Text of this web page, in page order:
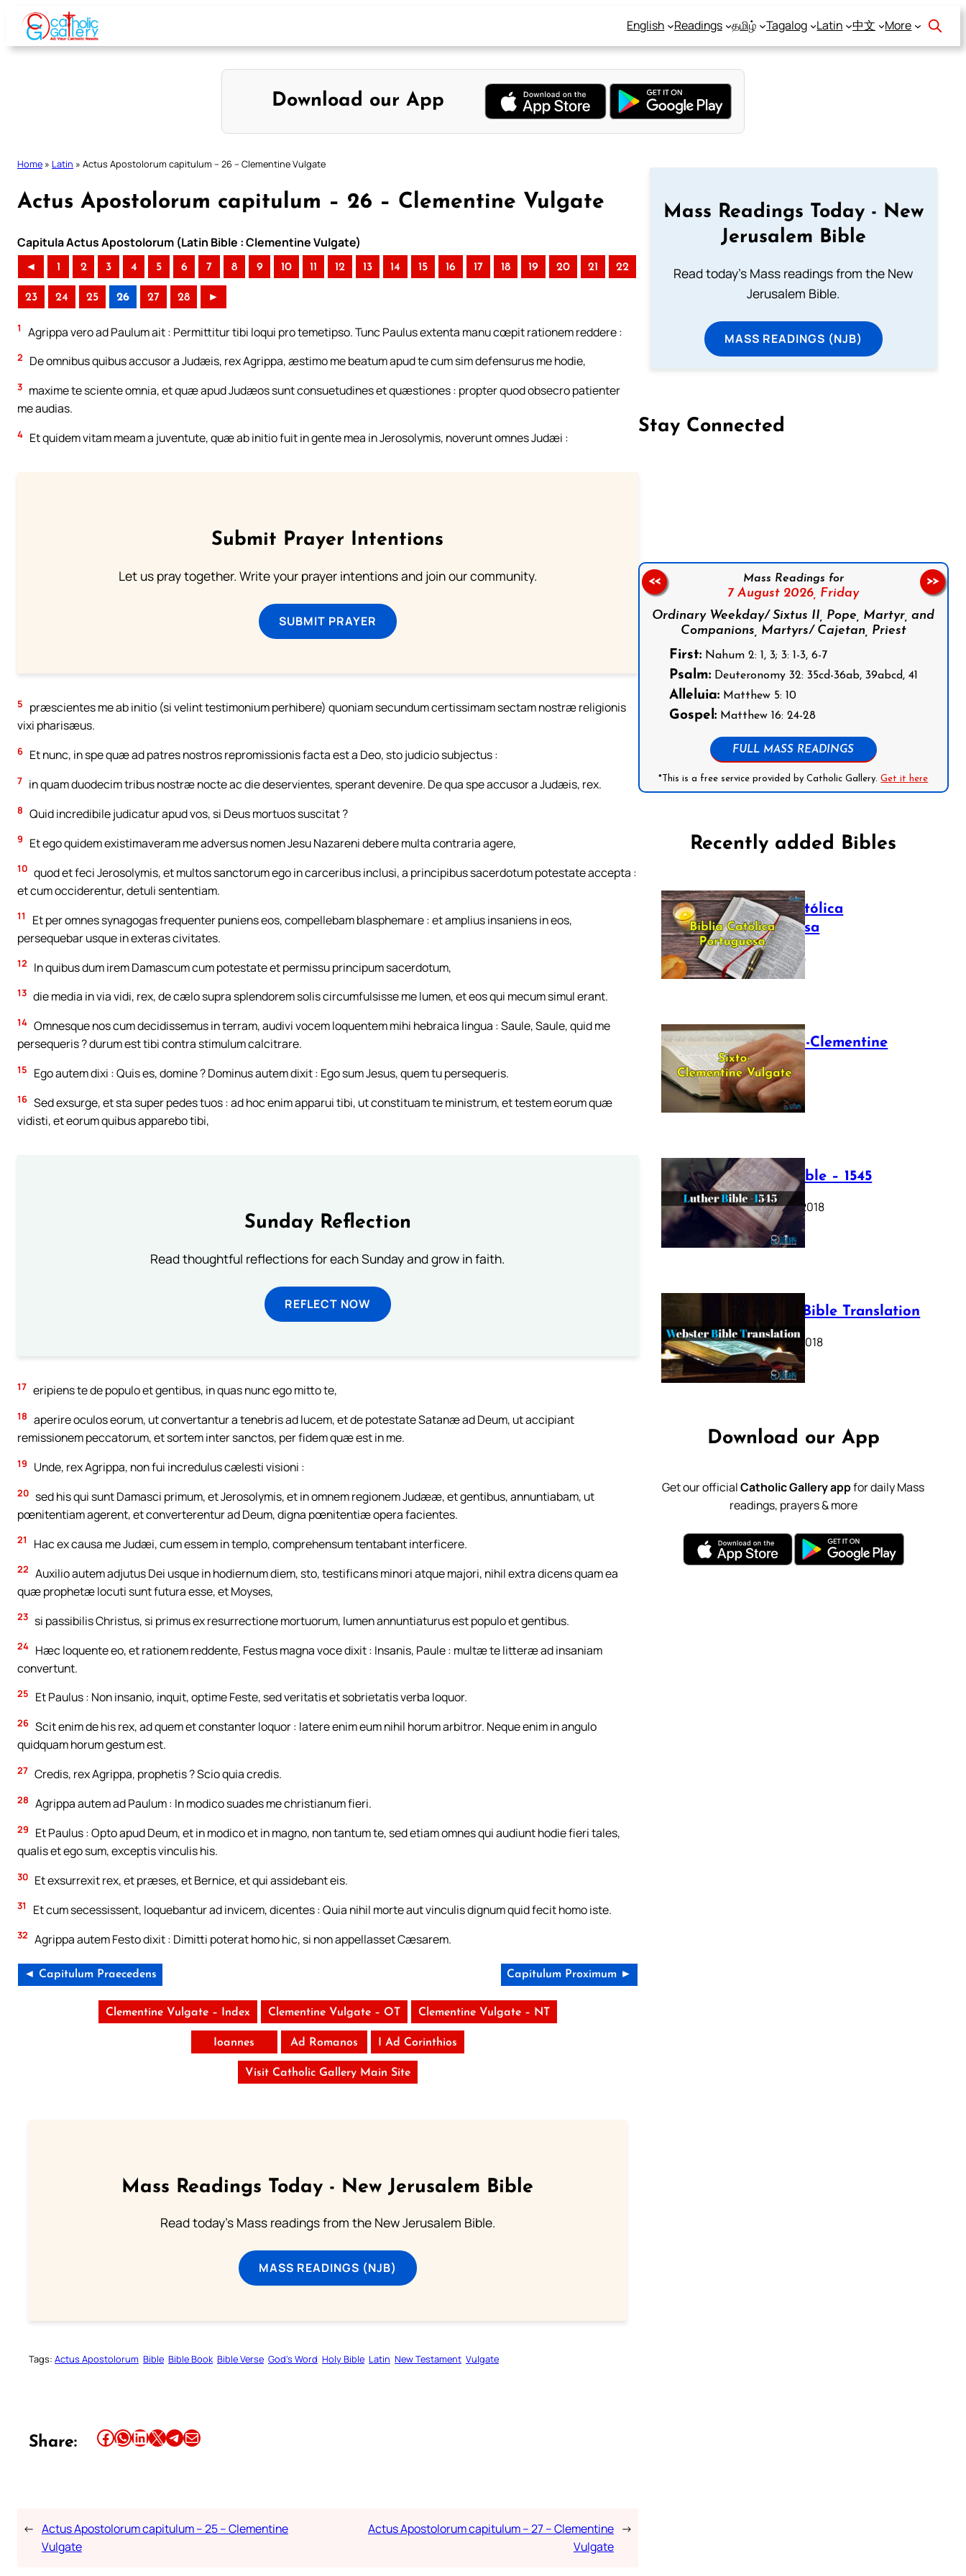
Skip
content
English Readings தமிழ் Tagalog Latin 中文 More
Download our App
Home » Latin » Actus Apostolorum capitulum – 26 – Clementine Vulgate
Actus Apostolorum capitulum – 26 – Clementine Vulgate
Capitula Actus Apostolorum (Latin Bible : Clementine Vulgate)
◄ 1 2 3 4 5 6 7 8 9 10 11 12 13 14 15 16 17 18 19 20 21 22
23 24 25 26 27 28 ►
1 Agrippa vero ad Paulum ait : Permittitur tibi loqui pro temetipso. Tunc Paulus extenta manu cœpit rationem reddere :
2 De omnibus quibus accusor a Judæis, rex Agrippa, æstimo me beatum apud te cum sim defensurus me hodie,
3 maxime te sciente omnia, et quæ apud Judæos sunt consuetudines et quæstiones : propter quod obsecro patienter
me audias.
4 Et quidem vitam meam a juventute, quæ ab initio fuit in gente mea in Jerosolymis, noverunt omnes Judæi :
Submit Prayer Intentions
Let us pray together. Write your prayer intentions and join our community.
SUBMIT PRAYER
5
præscientes me ab initio (si velint testimonium perhibere) quoniam secundum certissimam sectam nostræ religionis
vixi pharisæus.
6 Et nunc, in spe quæ ad patres nostros repromissionis facta est a Deo, sto judicio subjectus :
7 in quam duodecim tribus nostræ nocte ac die deservientes, sperant devenire. De qua spe accusor a Judæis, rex.
8 Quid incredibile judicatur apud vos, si Deus mortuos suscitat ?
9 Et ego quidem existimaveram me adversus nomen Jesu Nazareni debere multa contraria agere,
10 quod et feci Jerosolymis, et multos sanctorum ego in carceribus inclusi, a principibus sacerdotum potestate accepta :
et cum occiderentur, detuli sententiam.
11
Et per omnes synagogas frequenter puniens eos, compellebam blasphemare : et amplius insaniens in eos,
persequebar usque in exteras civitates.
12 In quibus dum irem Damascum cum potestate et permissu principum sacerdotum,
13 die media in via vidi, rex, de cælo supra splendorem solis circumfulsisse me lumen, et eos qui mecum simul erant.
14 Omnesque nos cum decidissemus in terram, audivi vocem loquentem mihi hebraica lingua : Saule, Saule, quid me
persequeris ? durum est tibi contra stimulum calcitrare.
15 Ego autem dixi : Quis es, domine ? Dominus autem dixit : Ego sum Jesus, quem tu persequeris.
16 Sed exsurge, et sta super pedes tuos : ad hoc enim apparui tibi, ut constituam te ministrum, et testem eorum quæ
vidisti, et eorum quibus apparebo tibi,
Sunday Reflection
Read thoughtful reflections for each Sunday and grow in faith.
REFLECT NOW
17 eripiens te de populo et gentibus, in quas nunc ego mitto te,
18 aperire oculos eorum, ut convertantur a tenebris ad lucem, et de potestate Satanæ ad Deum, ut accipiant
remissionem peccatorum, et sortem inter sanctos, per fidem quæ est in me.
19 Unde, rex Agrippa, non fui incredulus cælesti visioni :
20 sed his qui sunt Damasci primum, et Jerosolymis, et in omnem regionem Judææ, et gentibus, annuntiabam, ut
pœnitentiam agerent, et converterentur ad Deum, digna pœnitentiæ opera facientes.
21 Hac ex causa me Judæi, cum essem in templo, comprehensum tentabant interficere.
22 Auxilio autem adjutus Dei usque in hodiernum diem, sto, testificans minori atque majori, nihil extra dicens quam ea
quæ prophetæ locuti sunt futura esse, et Moyses,
23 si passibilis Christus, si primus ex resurrectione mortuorum, lumen annuntiaturus est populo et gentibus.
24 Hæc loquente eo, et rationem reddente, Festus magna voce dixit : Insanis, Paule : multæ te litteræ ad insaniam
convertunt.
25 Et Paulus : Non insanio, inquit, optime Feste, sed veritatis et sobrietatis verba loquor.
26 Scit enim de his rex, ad quem et constanter loquor : latere enim eum nihil horum arbitror. Neque enim in angulo
quidquam horum gestum est.
27 Credis, rex Agrippa, prophetis ? Scio quia credis.
28 Agrippa autem ad Paulum : In modico suades me christianum fieri.
29
Et Paulus : Opto apud Deum, et in modico et in magno, non tantum te, sed etiam omnes qui audiunt hodie fieri tales,
qualis et ego sum, exceptis vinculis his.
30 Et exsurrexit rex, et præses, et Bernice, et qui assidebant eis.
31 Et cum secessissent, loquebantur ad invicem, dicentes : Quia nihil morte aut vinculis dignum quid fecit homo iste.
32 Agrippa autem Festo dixit : Dimitti poterat homo hic, si non appellasset Cæsarem.
◄ Capitulum Praecedens Capitulum Proximum ►
Clementine Vulgate – Index Clementine Vulgate – OT Clementine Vulgate – NT
Ioannes Ad Romanos I Ad Corinthios
Visit Catholic Gallery Main Site
Mass Readings Today - New Jerusalem Bible
Read today's Mass readings from the New Jerusalem Bible.
MASS READINGS (NJB)
Tags: Actus Apostolorum Bible Bible Book Bible Verse God’s Word Holy Bible Latin New Testament Vulgate
Share: Share this article on Facebook Share this article on WhatsApp Share this article on LinkedIn Share this article on X Share this article on TelegramEmail this Article
← Actus Apostolorum capitulum – 25 – Clementine
Vulgate
Actus Apostolorum capitulum – 27 – Clementine
Vulgate
→
Mass Readings Today - New
Jerusalem Bible
Read today's Mass readings from the New
Jerusalem Bible.
MASS READINGS (NJB)
Stay Connected
Mass Readings for
7 August 2026, Friday
Ordinary Weekday/ Sixtus II, Pope, Martyr, and
Companions, Martyrs/ Cajetan, Priest
First:Nahum 2: 1, 3; 3: 1-3, 6-7
Psalm:Deuteronomy 32: 35cd-36ab, 39abcd, 41
Alleluia:Matthew 5: 10
Gospel:Matthew 16: 24-28
FULL MASS READINGS
*This is a free service provided by Catholic Gallery.Get it here
<< >>
Recently added Bibles
Bíblia Católica
Portuguesa
July 16, 2025
The Sixto-Clementine
Vulgate
July 12, 2025
Luther Bible – 1545
October 17, 2018
Webster Bible Translation
October 11, 2018
Download our App
Get our officialCatholic Gallery appfor daily Mass
readings, prayers & more